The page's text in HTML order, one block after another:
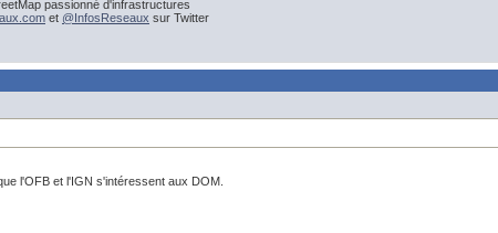
passionné d'infrastructures
et @InfosReseaux sur Twitter
l'OFB et l'IGN s'intéressent aux DOM.